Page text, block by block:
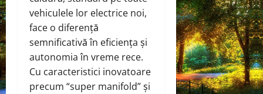
vehiculele lor electrice noi,
face o diferență
semnificativă în eficiența și
autonomia în vreme rece.
Cu caracteristici inovatoare
precum “super manifold” și